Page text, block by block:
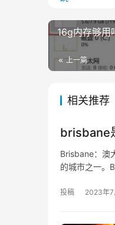
16g内存够用
上一篇
相关推荐
brisbane
Brisbane：澳
的城市之一。
投稿 2023年7